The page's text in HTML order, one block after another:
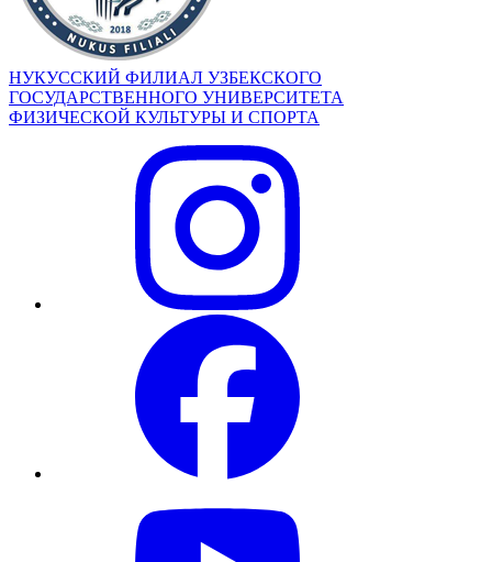
НУКУССКИЙ ФИЛИАЛ УЗБЕКСКОГО
ГОСУДАРСТВЕННОГО УНИВЕРСИТЕТА
ФИЗИЧЕСКОЙ КУЛЬТУРЫ И СПОРТА